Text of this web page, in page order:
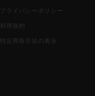
プライバシーポリシー
利用規約
特定商取引法の表示